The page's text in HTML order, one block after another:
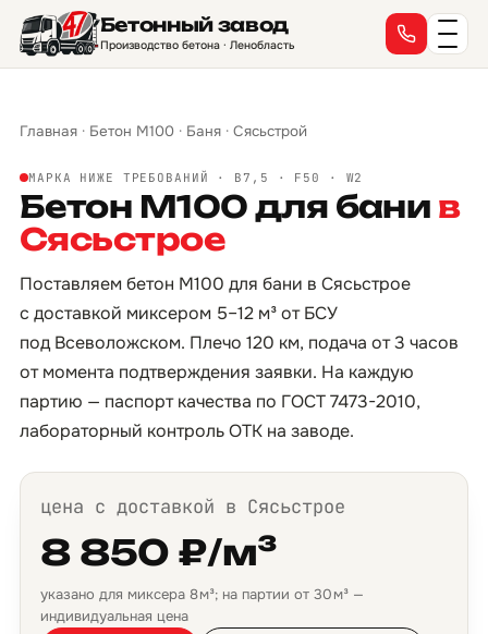
Бетонный завод
Производство бетона · Ленобласть
Главная · Бетон М100 · Баня · Сясьстрой
МАРКА НИЖЕ ТРЕБОВАНИЙ · B7,5 · F50 · W2
Бетон М100 для бани в
Сясьстрое
Поставляем бетон М100 для бани в Сясьстрое
с доставкой миксером 5–12 м³ от БСУ
под Всеволожском. Плечо 120 км, подача от 3 часов
от момента подтверждения заявки. На каждую
партию — паспорт качества по ГОСТ 7473-2010,
лабораторный контроль ОТК на заводе.
цена с доставкой в Сясьстрое
8 850 ₽/м³
указано для миксера 8 м³; на партии от 30 м³ —
индивидуальная цена